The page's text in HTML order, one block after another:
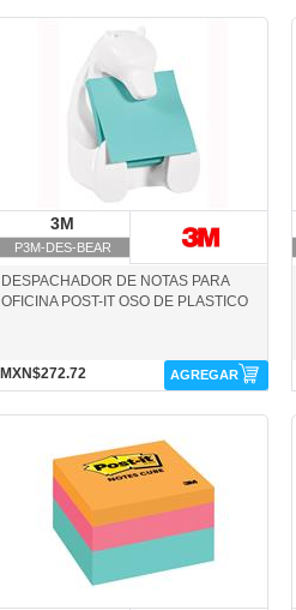
3M
P3M-DES-BEAR
DESPACHADOR DE NOTAS PARA
OFICINA POST-IT OSO DE PLASTICO
MXN$272.72 AGREGAR